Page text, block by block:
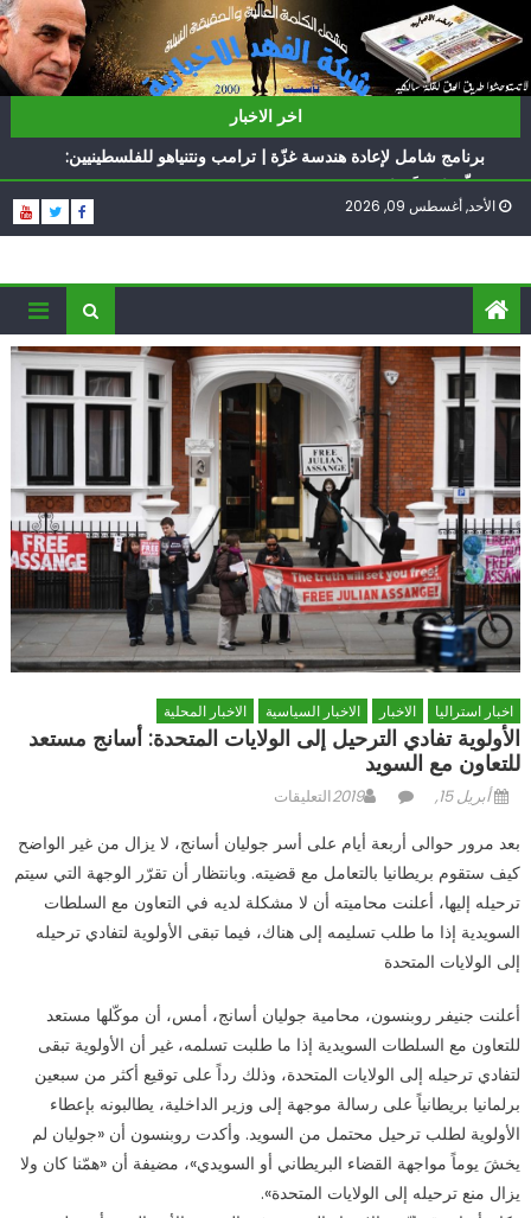
to
content
اخر الاخبار
ناشطة أمريكية يهودية تدعو الدول العربية لوقف التطبيع
أيّ تحدّيات يواجهها حزب الله؟
برنامج شامل لإعادة هندسة غزّة | ترامب ونتنياهو للفلسطينيين:
سلّموا تسلَموا
الغرب يدفن اتفاقاً وُلد ميتاً | إيران تحت العقوبات: جاهزون
للمواجهة
ناشطة أمريكية يهودية تدعو الدول العربية لوقف التطبيع
أيّ تحدّيات يواجهها حزب الله؟
الأحد, أغسطس 09, 2026
اخبار استراليا الاخبار الاخبار السياسية الاخبار المحلية
الأولوية تفادي الترحيل إلى الولايات المتحدة: أسانج مستعد
للتعاون مع السويد
Posted
أبريل 15, 2019 Author التعليقاتعلى
تفادي
الترحيل
إلى
الولايات
مستعد
للتعاون
مع
السويد
مغلقة
بعد مرور حوالى أربعة أيام على أسر جوليان أسانج، لا يزال من غير الواضح
كيف ستقوم بريطانيا بالتعامل مع قضيته. وبانتظار أن تقرّر الوجهة التي سيتم
ترحيله إليها، أعلنت محاميته أن لا مشكلة لديه في التعاون مع السلطات
السويدية إذا ما طلب تسليمه إلى هناك، فيما تبقى الأولوية لتفادي ترحيله
إلى الولايات المتحدة
أعلنت جنيفر روبنسون، محامية جوليان أسانج، أمس، أن موكّلها مستعد
للتعاون مع السلطات السويدية إذا ما طلبت تسلمه، غير أن الأولوية تبقى
لتفادي ترحيله إلى الولايات المتحدة، وذلك رداً على توقيع أكثر من سبعين
برلمانيا بريطانياً على رسالة موجهة إلى وزير الداخلية، يطالبونه بإعطاء
الأولوية لطلب ترحيل محتمل من السويد. وأكدت روبنسون أن «جوليان لم
يخشَ يوماً مواجهة القضاء البريطاني أو السويدي»، مضيفة أن «همّنا كان ولا
يزال منع ترحيله إلى الولايات المتحدة».